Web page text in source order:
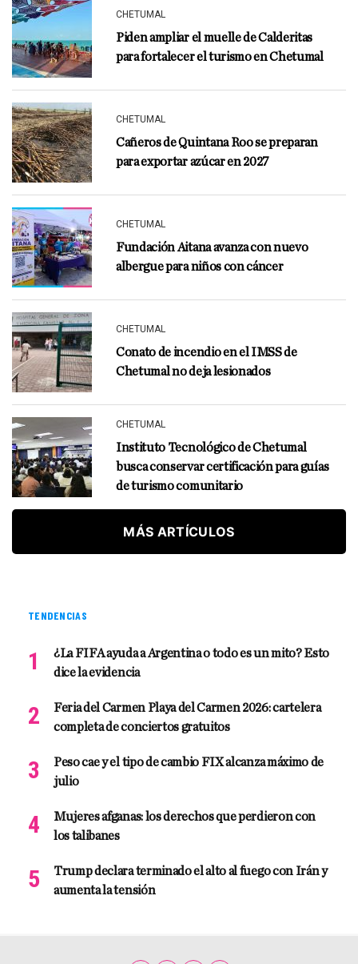
CHETUMAL
Piden ampliar el muelle de Calderitas
para fortalecer el turismo en Chetumal
CHETUMAL
Cañeros de Quintana Roo se preparan
para exportar azúcar en 2027
CHETUMAL
Fundación Aitana avanza con nuevo
albergue para niños con cáncer
CHETUMAL
Conato de incendio en el IMSS de
Chetumal no deja lesionados
CHETUMAL
Instituto Tecnológico de Chetumal
busca conservar certificación para guías
de turismo comunitario
MÁS ARTÍCULOS
TENDENCIAS
¿La FIFA ayuda a Argentina o todo es un mito? Esto
dice la evidencia
Feria del Carmen Playa del Carmen 2026: cartelera
completa de conciertos gratuitos
Peso cae y el tipo de cambio FIX alcanza máximo de
julio
Mujeres afganas: los derechos que perdieron con
los talibanes
Trump declara terminado el alto al fuego con Irán y
aumenta la tensión